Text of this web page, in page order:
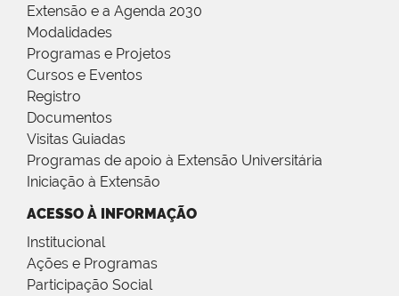
Extensão e a Agenda 2030
Modalidades
Programas e Projetos
Cursos e Eventos
Registro
Documentos
Visitas Guiadas
Programas de apoio à Extensão Universitária
Iniciação à Extensão
ACESSO À INFORMAÇÃO
Institucional
Ações e Programas
Participação Social